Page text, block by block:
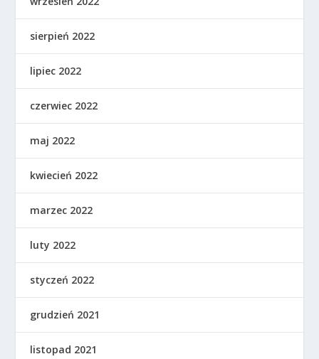
sierpień 2022
lipiec 2022
czerwiec 2022
maj 2022
kwiecień 2022
marzec 2022
luty 2022
styczeń 2022
grudzień 2021
listopad 2021